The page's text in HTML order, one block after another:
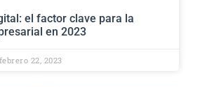
el factor clave para la
en 2023
febrero 22, 2023